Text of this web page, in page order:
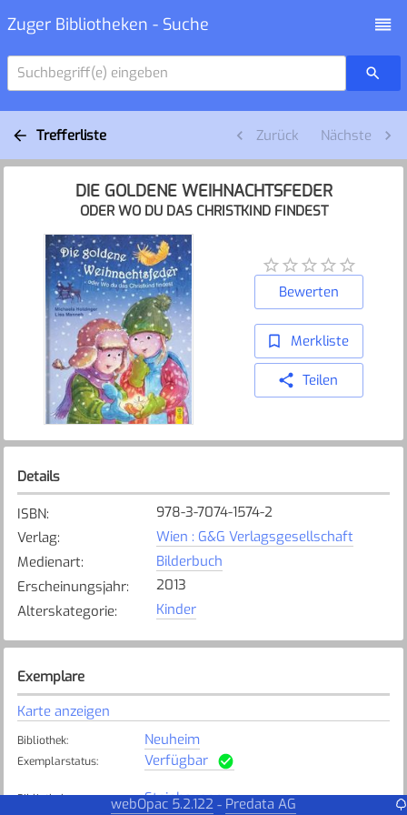
Zuger Bibliotheken - Suche
Suchbegriff(e) eingeben
Trefferliste Zurück Nächste
DIE GOLDENE WEIHNACHTSFEDER
ODER WO DU DAS CHRISTKIND FINDEST
Bewerten
Merkliste
Teilen
Details
ISBN:
978-3-7074-1574-2
Verlag:
Wien : G&G Verlagsgesellschaft
Medienart:
Bilderbuch
Erscheinungsjahr:
2013
Alterskategorie: Kinder
Exemplare
Karte anzeigen
Bibliothek: Neuheim
Exemplarstatus: Verfügbar
Bibliothek: Steinhausen
webOpac 5.2.122 - Predata AG